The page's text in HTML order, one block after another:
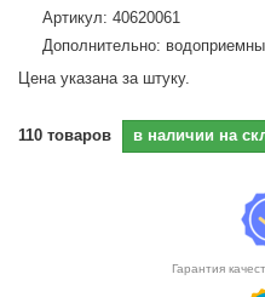
Артикул: 40620061
Дополнительно:
Цена указана за штуку.
110 товаров в наличии на
Гарантия